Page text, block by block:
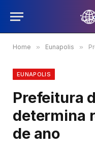
Home » Eunapolis »
EUNAPOLIS
Prefeitura
determina
de ano